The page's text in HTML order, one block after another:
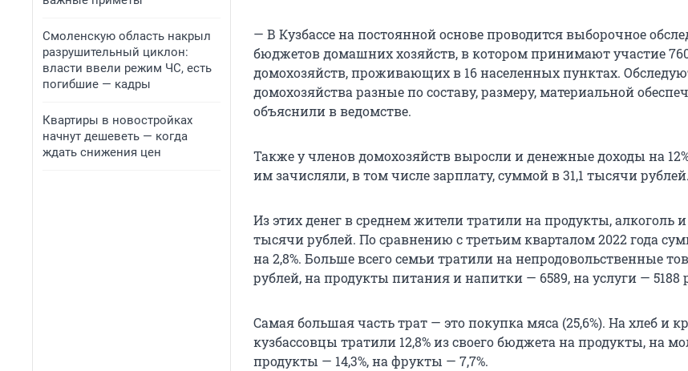
Смоленскую область накрыл
разрушительный циклон:
власти ввели режим ЧС, есть
погибшие — кадры
Квартиры в новостройках
начнут дешеветь — когда
ждать снижения цен
— В Кузбассе на постоянной основе проводится выборочное
бюджетов домашних хозяйств, в котором принимают участие
домохозяйств, проживающих в 16 населенных пунктах.
домохозяйства разные по составу, размеру, материальной
объяснили в ведомстве.
Также у членов домохозяйств выросли и денежные доходы на
им зачисляли, в том числе зарплату, суммой в 31,1 тысячи рублей.
Из этих денег в среднем жители тратили на продукты, алкоголь и
тысячи рублей. По сравнению с третьим кварталом 2022 года
на 2,8%. Больше всего семьи тратили на непродовольственные
рублей, на продукты питания и напитки — 6589, на услуги — 5188
Самая большая часть трат — это покупка мяса (25,6%). На хлеб и
кузбассовцы тратили 12,8% из своего бюджета на продукты, на
продукты — 14,3%, на фрукты — 7,7%.